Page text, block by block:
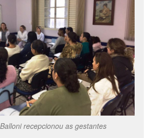
Bressane
Trabalhe Conosco Reginópolis
– SP
Trabalhe Conosco Ribeirão do
Sul – SP
Trabalhe Conosco São Pedro
do Turvo – SP
CANAL DE DENÚNCIAS
Fale Conosco
recepcionou as gestantes